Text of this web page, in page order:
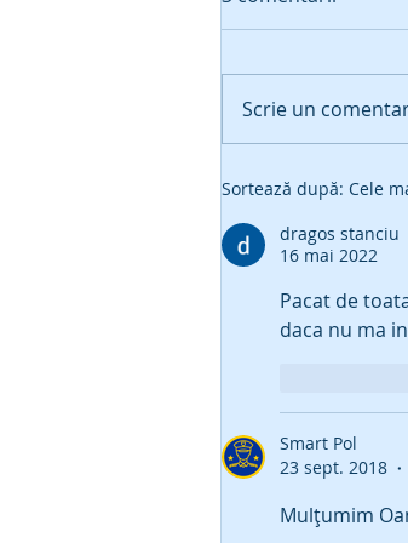
Simularea
Structurile de
Publica -
Psihologic
Scrie un
Sortează după: Cele
dragos stanciu
16 mai 2022
Pacat de
daca nu ma
Smart Pol
23 sept. 2018 •
Mulțumim